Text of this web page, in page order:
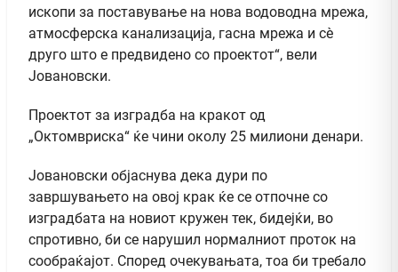
ископи за поставување на нова водоводна мрежа,
атмосферска канализација, гасна мрежа и сè
друго што е предвидено со проектот“, вели
Јовановски.
Проектот за изградба на кракот од
„Октомвриска“ ќе чини околу 25 милиони денари.
Јовановски објаснува дека дури по
завршувањето на овој крак ќе се отпочне со
изградбата на новиот кружен тек, бидејќи, во
спротивно, би се нарушил нормалниот проток на
сообраќајот. Според очекувањата, тоа би требало